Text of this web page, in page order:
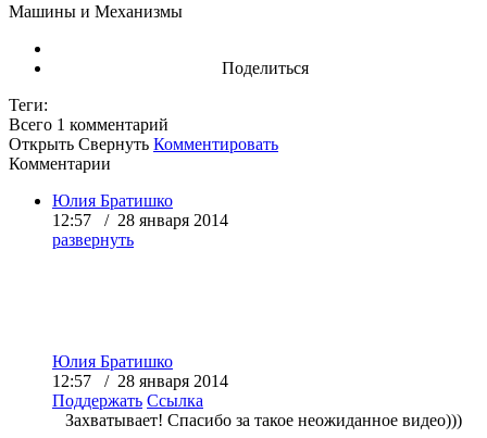
Машины и Механизмы
Поделиться
Теги:
Всего 1 комментарий
Открыть Свернуть Комментировать
Комментарии
Юлия Братишко
12:57 / 28 января 2014
развернуть
Юлия Братишко
12:57 / 28 января 2014
Поддержать Ссылка
Захватывает! Спасибо за такое неожиданное видео)))